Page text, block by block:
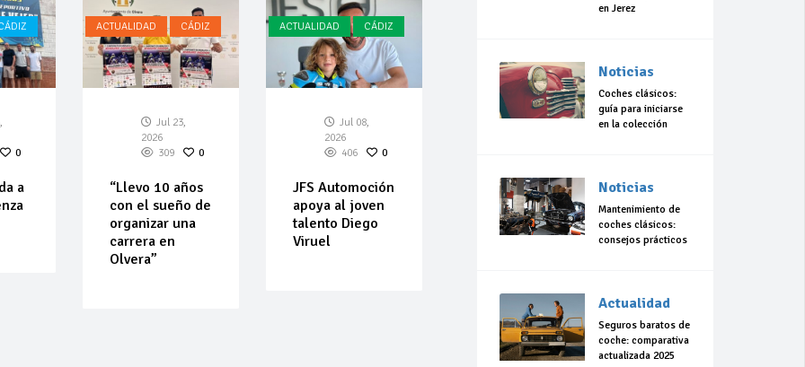
0
a
ACTUALIDAD CÁDIZ
Jul 23,
2026
309
0
“Llevo 10 años
con el sueño de
organizar una
carrera en
Olvera”
ACTUALIDAD CÁDIZ
Jul 08,
2026
406
0
JFS Automoción
apoya al joven
talento Diego
Viruel
en Jerez
Noticias
Coches clásicos:
guía para iniciarse
en la colección
Noticias
Mantenimiento de
coches clásicos:
consejos prácticos
Actualidad
Seguros baratos de
coche: comparativa
actualizada 2025